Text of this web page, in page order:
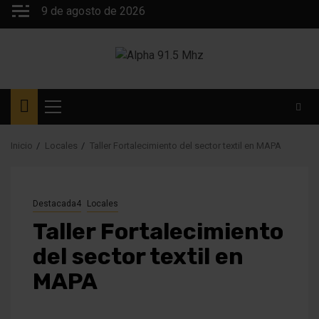
Saltar
9 de agosto de 2026
Menú
principal
Inicio Locales Taller Fortalecimiento del sector textil en MAPA
Destacada4 Locales
Taller Fortalecimiento
del sector textil en
MAPA